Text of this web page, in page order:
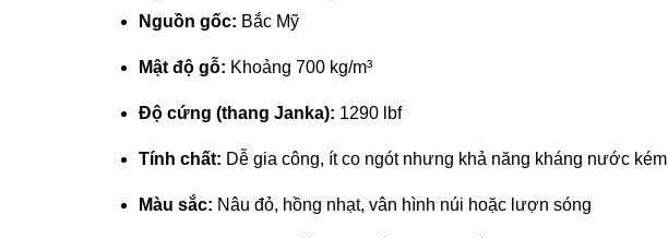
Nguồn gốc: Bắc Mỹ
Mật độ gỗ: Khoảng 700 kg/m³
Độ cứng (thang Janka): 1290 lbf
Tính chất: Dễ gia công, ít co ngót nhưng khả năng kháng nước kém
Màu sắc: Nâu đỏ, hồng nhạt, vân hình núi hoặc lượn sóng